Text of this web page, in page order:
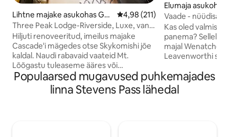
Lihtne majake asukohas Gol
d Bar
Keskmine hinnang 4,98/5, 211
4,98 (211)
Three Peak Lodge-Riverside, Luxe, vann,
saun, lemmikloomad
Hiljuti renoveeritud, imeilus majake
Cascade'i mägedes otse Skykomishi jõe
kaldal. Naudi rabavaid vaateid Mt.
Lõõgastu tuleaseme ääres või
majutuskoha ümber kulgeval
suurepärasel terrassil, kus saad nautida
kümblust mullivannis, välidušši ja
Elumaja
orth
Vaade -
majake
Kas oled valmis
panema? Sellel
majal Wenatchee
Leavenworthi
sise- ja välisruumi
tõeline
kümblustünn,
Populaarsed mugavused puhkemajades
linna Stevens Pass lähedal